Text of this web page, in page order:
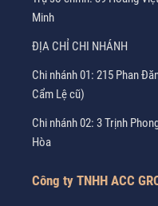
Minh
ĐỊA CHỈ CHI NHÁNH
Chi nhánh 01: 215 Phan
Cẩm Lệ cũ)
Chi nhánh 02: 3 Trịnh
Hòa
Công ty TNHH ACC